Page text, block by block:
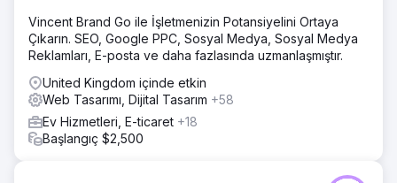
Vincent Brand Go ile İşletmenizin Potansiyelini Ortaya
Çıkarın. SEO, Google PPC, Sosyal Medya, Sosyal Medya
Reklamları, E-posta ve daha fazlasında uzmanlaşmıştır.
United Kingdom içinde etkin
Web Tasarımı, Dijital Tasarım +58
Ev Hizmetleri, E-ticaret +18
Başlangıç $2,500